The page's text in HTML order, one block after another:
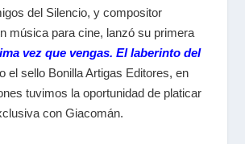
del Silencio, y compositor
música para cine, lanzó su primera
vez que vengas. El laberinto del
el sello Bonilla Artigas Editores, en
tuvimos la oportunidad de platicar
con Giacomán.